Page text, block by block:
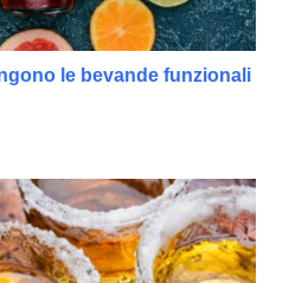
le bevande funzionali